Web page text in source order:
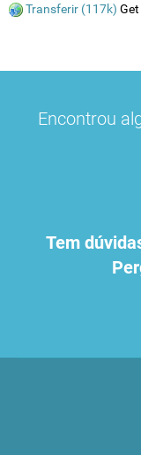
Transferir (117k) Get
Encontrou
Tem